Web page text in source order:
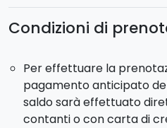
Condizioni di
Per effettuare la
pagamento anticipato
saldo sarà effettuato
contanti o con carta di